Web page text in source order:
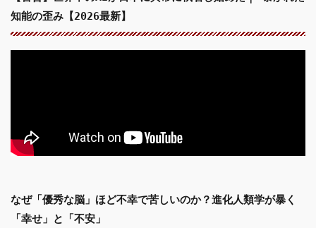
知能の歪み【2026最新】
なぜ「優秀な脳」ほど不幸で苦しいのか？進化人類学が暴く
「幸せ」と「不安」